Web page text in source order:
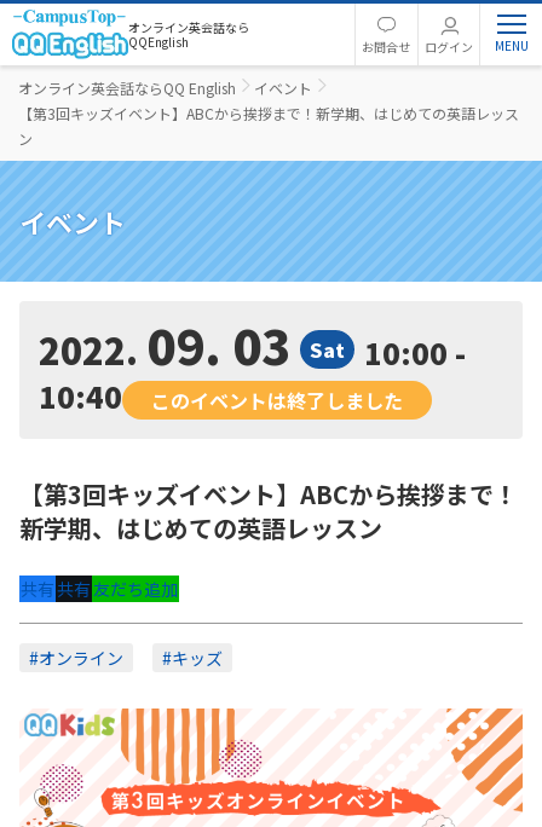
オンライン英会話なら
QQEnglish
お問合せ ログイン
オンライン英会話ならQQ English
イベント
【第3回キッズイベント】ABCから挨拶まで！新学期、はじめての英語レッス
ン
イベント
2022 09. 03 Sat
10:00 -
10:40
このイベントは終了しました
【第3回キッズイベント】ABCから挨拶まで！
新学期、はじめての英語レッスン
共有共有友だち追加
#オンライン #キッズ